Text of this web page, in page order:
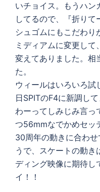
いチョイス。もうハン
してるので、『折りて
シュゴムにもこだわ
ミディアムに変更し
変えてありました。相
た。
ウィールはいろいろ
日SPITのF4に新調し
わーってしみじみ言っ
つ56mmなでかめセッ
30周年の動きに合わ
うで、スケートの動き
ディング映像に期待し
イ！！